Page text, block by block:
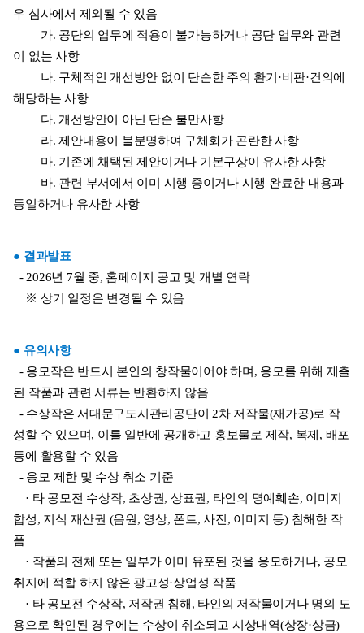
우 심사에서 제외될 수 있음
가. 공단의 업무에 적용이 불가능하거나 공단 업무와 관련
이 없는 사항
나. 구체적인 개선방안 없이 단순한 주의 환기·비판·건의에
해당하는 사항
다. 개선방안이 아닌 단순 불만사항
라. 제안내용이 불분명하여 구체화가 곤란한 사항
마. 기존에 채택된 제안이거나 기본구상이 유사한 사항
바. 관련 부서에서 이미 시행 중이거나 시행 완료한 내용과
동일하거나 유사한 사항
● 결과발표
- 2026년 7월 중, 홈페이지 공고 및 개별 연락
※ 상기 일정은 변경될 수 있음
● 유의사항
- 응모작은 반드시 본인의 창작물이어야 하며, 응모를 위해 제출
된 작품과 관련 서류는 반환하지 않음
- 수상작은 서대문구도시관리공단이 2차 저작물(재가공)로 작
성할 수 있으며, 이를 일반에 공개하고 홍보물로 제작, 복제, 배포
등에 활용할 수 있음
- 응모 제한 및 수상 취소 기준
· 타 공모전 수상작, 초상권, 상표권, 타인의 명예훼손, 이미지
합성, 지식 재산권 (음원, 영상, 폰트, 사진, 이미지 등) 침해한 작
품
· 작품의 전체 또는 일부가 이미 유포된 것을 응모하거나, 공모
취지에 적합 하지 않은 광고성·상업성 작품
· 타 공모전 수상작, 저작권 침해, 타인의 저작물이거나 명의 도
용으로 확인된 경우에는 수상이 취소되고 시상내역(상장·상금)